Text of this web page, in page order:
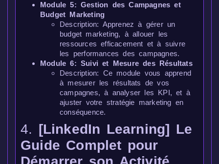
Module 5: Gestion des Campagnes et
Budget Marketing
Description: Apprenez à gérer un
budget marketing, à allouer les
ressources efficacement et à suivre
les performances des campagnes.
Module 6: Suivi et Mesure des Résultats
Description: Ce module vous apprend
à mesurer les résultats de vos
campagnes, à analyser les KPI, et à
ajuster votre stratégie marketing en
conséquence.
4. [LinkedIn Learning] Le
Guide Complet pour